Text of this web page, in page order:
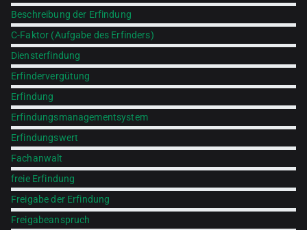
Beschreibung der Erfindung
C-Faktor (Aufgabe des Erfinders)
Diensterfindung
Erfindervergütung
Erfindung
Erfindungsmanagementsystem
Erfindungswert
Fachanwalt
freie Erfindung
Freigabe der Erfindung
Freigabeanspruch